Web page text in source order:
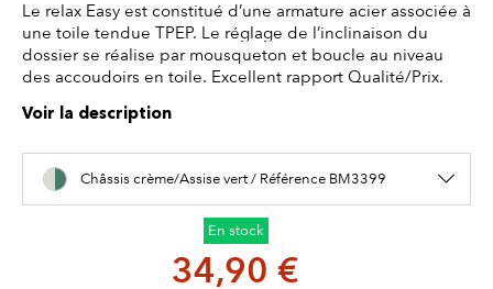
Le relax Easy est constitué d’une armature acier associée à
une toile tendue TPEP. Le réglage de l’inclinaison du
dossier se réalise par mousqueton et boucle au niveau
des accoudoirs en toile. Excellent rapport Qualité/Prix.
Voir la description
Châssis crème/Assise vert / Référence BM3399
En stock
34,90 €